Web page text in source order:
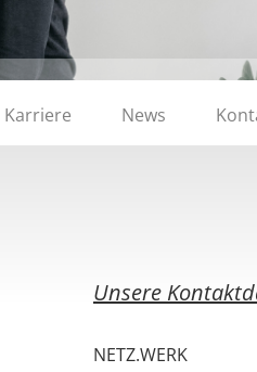
Karriere News
Unsere
NETZ.WERK